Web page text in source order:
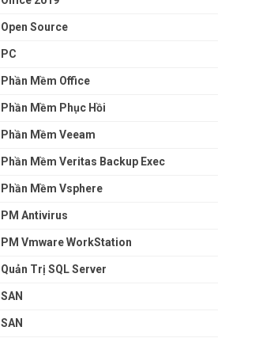
Open Source
PC
Phần Mềm Office
Phần Mềm Phục Hồi
Phần Mềm Veeam
Phần Mềm Veritas Backup Exec
Phần Mềm Vsphere
PM Antivirus
PM Vmware WorkStation
Quản Trị SQL Server
SAN
SAN